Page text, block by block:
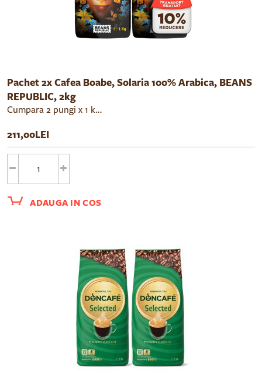
Pachet 2x Cafea Boabe, Solaria 100% Arabica, BEANS
REPUBLIC, 2kg
Cumpara 2 pungi x 1 kg cafea boabe Beans Republic Solaria cu un pret redus cu 10%.
211,00LEI
ADAUGA IN COS